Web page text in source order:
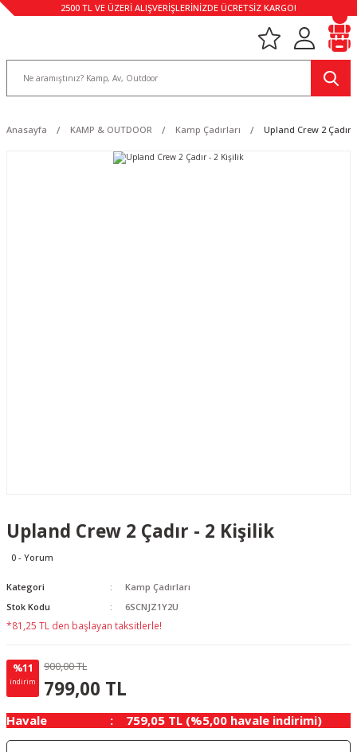
2500 TL VE ÜZERİ ALIŞVERİŞLERİNİZDE ÜCRETSİZ KARGO!
Anasayfa KAMP & OUTDOOR Kamp Çadırları Upland Crew 2 Çadır
Upland Crew 2 Çadır - 2 Kişilik
0 - Yorum
Kategori
Kamp Çadırları
Stok Kodu
6SCNJZ1Y2U
*81,25 TL den başlayan taksitlerle!
%11
indirim
900,00 TL
799,00 TL
Havale 759,05 TL (%5,00 havale indirimi)